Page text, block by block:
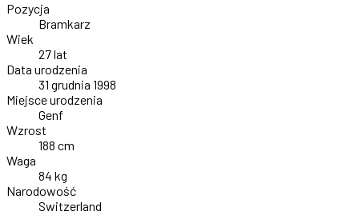
Pozycja
Bramkarz
Wiek
27 lat
Data urodzenia
31 grudnia 1998
Miejsce urodzenia
Genf
Wzrost
188 cm
Waga
84 kg
Narodowość
Switzerland